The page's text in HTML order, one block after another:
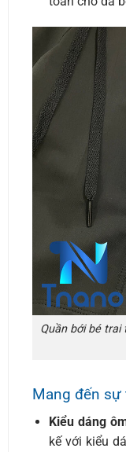
Quần bới bé
Mang đến
Kiểu dáng
kế với kiểu